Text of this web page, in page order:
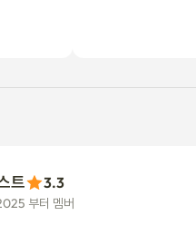
runs a rental business in